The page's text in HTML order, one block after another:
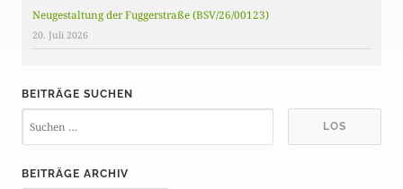
Neugestaltung der Fuggerstraße (BSV/26/00123)
20. Juli 2026
BEITRÄGE SUCHEN
BEITRÄGE ARCHIV